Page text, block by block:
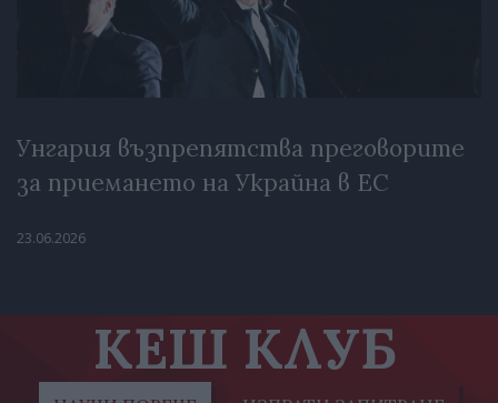
Унгария възпрепятства преговорите
за приемането на Украйна в ЕС
23.06.2026
КЕШ КЛУБ